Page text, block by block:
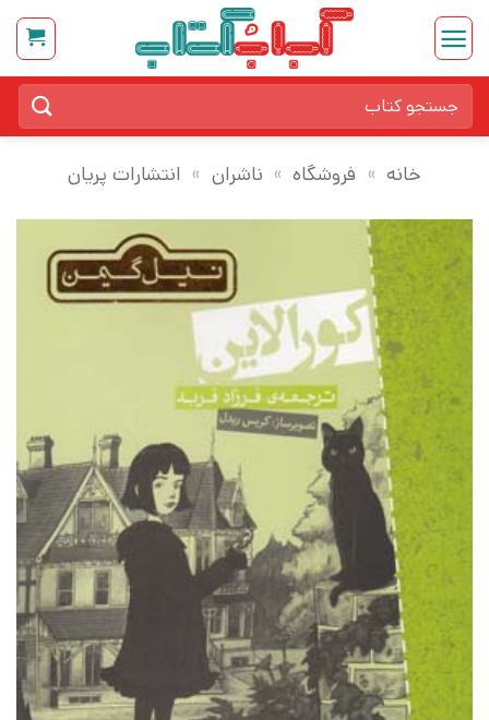
Skip
content
برای:
خانه » فروشگاه » ناشران » انتشارات پریان